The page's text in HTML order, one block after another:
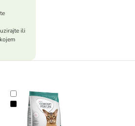
ili
- 4 x 85 g
Concept for Life Sterilised Cats piletina